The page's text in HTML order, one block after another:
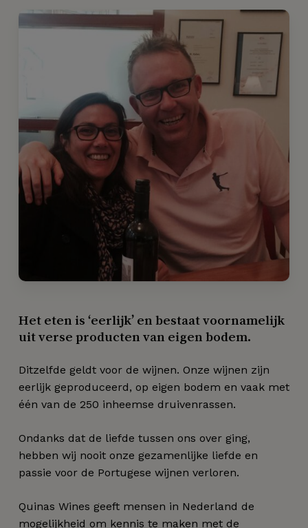
Het eten is ‘eerlijk’ en bestaat voornamelijk
uit verse producten van eigen bodem.
Ditzelfde geldt voor de wijnen. Onze wijnen zijn
eerlijk geproduceerd, op eigen bodem en vaak met
één van de 250 inheemse druivenrassen.
Ondanks dat de liefde tussen ons over ging,
hebben wij nooit onze gezamenlijke liefde en
passie voor de Portugese wijnen verloren.
Quinas Wines geeft mensen in Nederland de
mogelijkheid om kennis te maken met de